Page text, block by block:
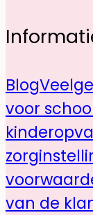
Blog
voor
van de